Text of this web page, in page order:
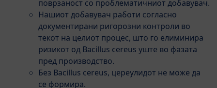
поврзаност со проблематичниот добавувач.
Нашиот добавувач работи согласно
документирани ригорозни контроли во
текот на целиот процес, што го елиминира
ризикот од Bacillus cereus уште во фазата
пред производство.
Без Bacillus cereus, цереулидот не може да
се формира.